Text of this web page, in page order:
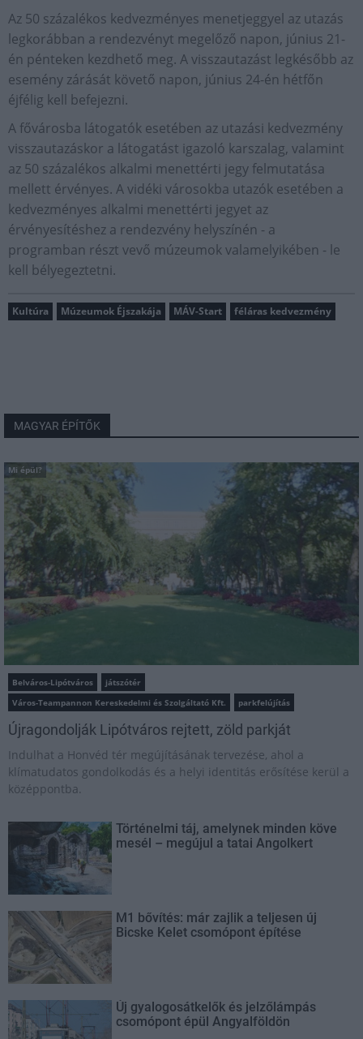
Az 50 százalékos kedvezményes menetjeggyel az utazás
legkorábban a rendezvényt megelőző napon, június 21-
én pénteken kezdhető meg. A visszautazást legkésőbb az
esemény zárását követő napon, június 24-én hétfőn
éjfélig kell befejezni.
A fővárosba látogatók esetében az utazási kedvezmény
visszautazáskor a látogatást igazoló karszalag, valamint
az 50 százalékos alkalmi menettérti jegy felmutatása
mellett érvényes. A vidéki városokba utazók esetében a
kedvezményes alkalmi menettérti jegyet az
érvényesítéshez a rendezvény helyszínén - a
programban részt vevő múzeumok valamelyikében - le
kell bélyegeztetni.
Kultúra Múzeumok Éjszakája MÁV-Start féláras kedvezmény
MAGYAR ÉPÍTŐK
Mi épül?
Belváros-Lipótváros
játszótér
Város-Teampannon Kereskedelmi és Szolgáltató Kft.
parkfelújítás
Újragondolják Lipótváros rejtett, zöld parkját
Indulhat a Honvéd tér megújításának tervezése, ahol a
klímatudatos gondolkodás és a helyi identitás erősítése kerül a
középpontba.
Történelmi táj, amelynek minden köve
mesél – megújul a tatai Angolkert
M1 bővítés: már zajlik a teljesen új
Bicske Kelet csomópont építése
Új gyalogosátkelők és jelzőlámpás
csomópont épül Angyalföldön